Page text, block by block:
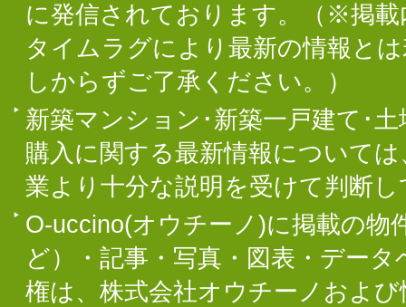
に発信されております。（※掲
タイムラグにより最新の情報と
しからずご了承ください。）
新築マンション･新築一戸建て･
購入に関する最新情報について
業より十分な説明を受けて判断
O-uccino(オウチーノ)に掲載の物
ど）・記事・写真・図表・デー
権は、株式会社オウチーノおよ